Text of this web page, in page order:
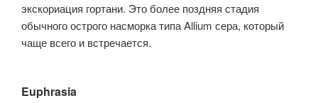
экскориация гортани. Это более поздняя стадия
обычного острого насморка типа Allium сера, ко­торый
чаще всего и встречается.
Euphrasia